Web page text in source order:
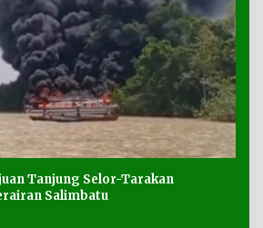
Tanjung Selor-Tarakan
Salimbatu